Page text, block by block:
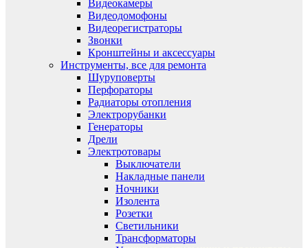
Видеокамеры
Видеодомофоны
Видеорегистраторы
Звонки
Кронштейны и аксессуары
Инструменты, все для ремонта
Шуруповерты
Перфораторы
Радиаторы отопления
Электрорубанки
Генераторы
Дрели
Электротовары
Выключатели
Накладные панели
Ночники
Изолента
Розетки
Светильники
Трансформаторы